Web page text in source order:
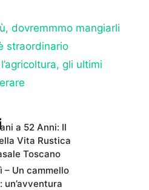
dovremmmo mangiarli
straordinario
gli ultimi
a 52 Anni: Il
Vita Rustica
Toscano
– Un cammello
un’avventura